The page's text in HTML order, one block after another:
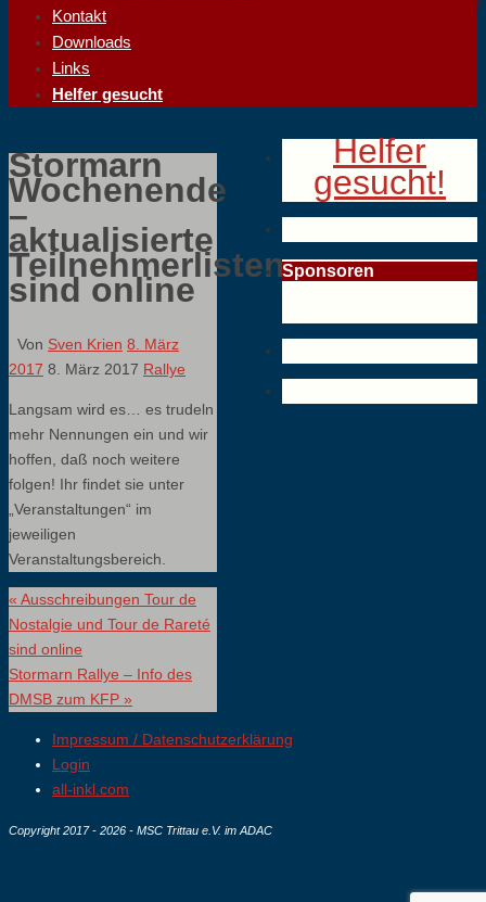
Kontakt
Downloads
Links
Helfer gesucht
Stormarn
Wochenende
–
aktualisierte
Teilnehmerlisten
sind online
Von Sven Krien 8. März
2017 8. März 2017 Rallye
Langsam wird es… es trudeln
mehr Nennungen ein und wir
hoffen, daß noch weitere
folgen! Ihr findet sie unter
„Veranstaltungen“ im
jeweiligen
Veranstaltungsbereich.
« Ausschreibungen Tour de
Nostalgie und Tour de Rareté
sind online
Stormarn Rallye – Info des
DMSB zum KFP »
Helfer
gesucht!
Sponsoren
Impressum / Datenschutzerklärung
Login
all-inkl.com
Copyright 2017 - 2026 - MSC Trittau e.V. im ADAC